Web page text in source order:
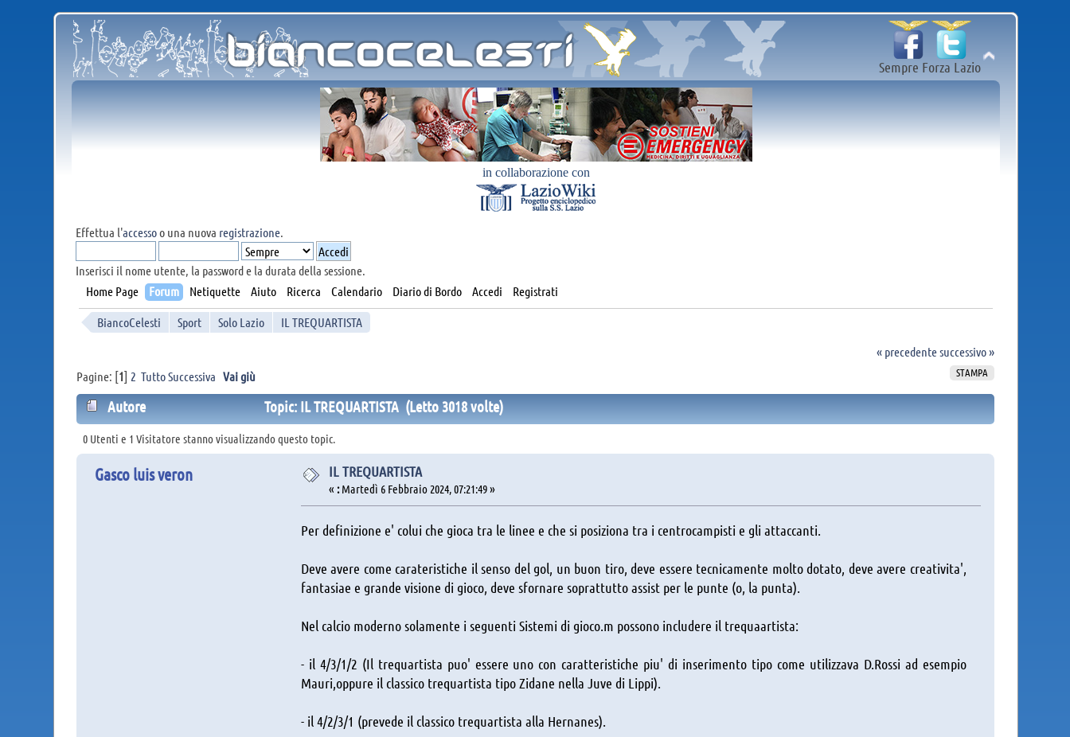
Sempre Forza Lazio
in collaborazione con
Effettua l'accessoo una nuova registrazione.
Inserisci il nome utente, la password e la durata della sessione.
Home Page
Forum Netiquette Aiuto Ricerca Calendario Diario di Bordo Accedi Registrati
BiancoCelesti Sport Solo Lazio
IL TREQUARTISTA
« precedentesuccessivo »
STAMPA
Pagine: [1] 2 TuttoSuccessiva Vai giù
Autore Topic: IL TREQUARTISTA (Letto 3018 volte)
0 Utenti e 1 Visitatore stanno visualizzando questo topic.
Gasco luis veron IL TREQUARTISTA
« :Martedì 6 Febbraio 2024, 07:21:49 »
Per definizione e' colui che gioca tra le linee e che si posiziona tra i centrocampisti e gli attaccanti.
Deve avere come carateristiche il senso del gol, un buon tiro, deve essere tecnicamente molto dotato, deve avere creativita',
fantasiae e grande visione di gioco, deve sfornare soprattutto assist per le punte (o, la punta).
Nel calcio moderno solamente i seguenti Sistemi di gioco.m possono includere il trequaartista:
- il 4/3/1/2 (Il trequartista puo' essere uno con caratteristiche piu' di inserimento tipo come utilizzava D.Rossi ad esempio
Mauri,oppure il classico trequartista tipo Zidane nella Juve di Lippi).
- il 4/2/3/1 (prevede il classico trequartista alla Hernanes).